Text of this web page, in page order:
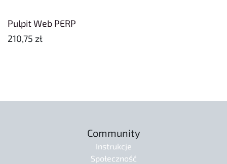
Pulpit Web PERP
210,75 zł
Community
Instrukcje
Społeczność